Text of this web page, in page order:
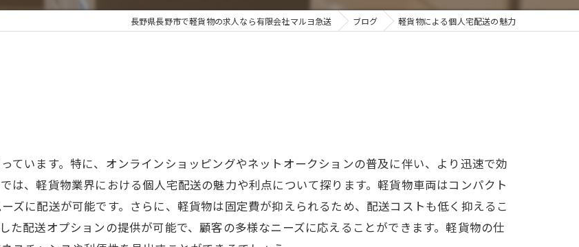
長野県長野市で軽貨物の求人なら有限会社マルヨ急送 ブログ 軽貨物による個人宅配送の魅力
ています。特に、オンラインショッピングやネットオークションの普及に伴い、より迅速で効
は、軽貨物業界における個人宅配送の魅力や利点について探ります。軽貨物車両はコンパクト
ズに配送が可能です。さらに、軽貨物は固定費が抑えられるため、配送コストも低く抑えるこ
た配送オプションの提供が可能で、顧客の多様なニーズに応えることができます。軽貨物の仕